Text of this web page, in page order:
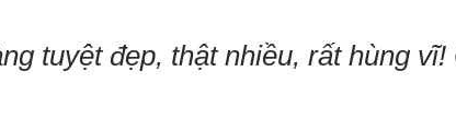
tuyệt đẹp, thật nhiều, rất hùng